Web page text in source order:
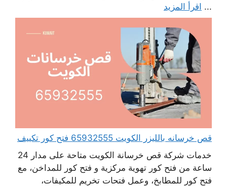
... اقرأ المزيد
قص خرسانه بالليزر الكويت 65932555 فتح كور تكييف
خدمات شركة قص خرسانة الكويت متاحة على مدار 24
ساعة من فتح كور تهوية مركزية و فتح كور للمداخن، مع
فتح كور للمطابخ، وعمل فتحات تخريم للمكيفات،